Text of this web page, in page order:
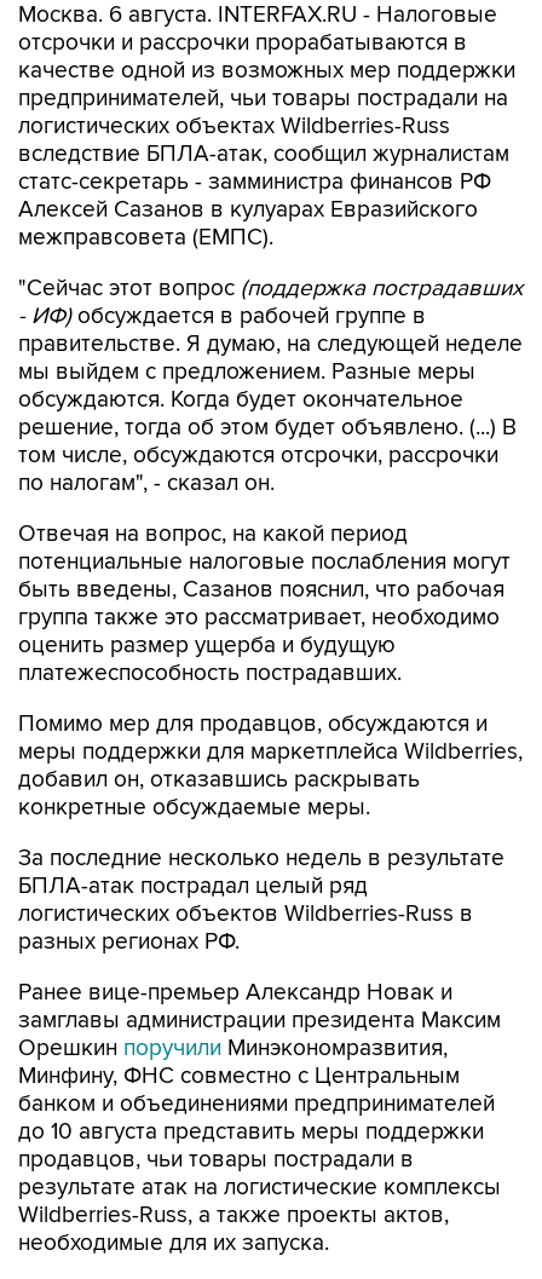
Москва. 6 августа. INTERFAX.RU - Налоговые
отсрочки и рассрочки прорабатываются в
качестве одной из возможных мер поддержки
предпринимателей, чьи товары пострадали на
логистических объектах Wildberries-Russ
вследствие БПЛА-атак, сообщил журналистам
статс-секретарь - замминистра финансов РФ
Алексей Сазанов в кулуарах Евразийского
межправсовета (ЕМПС).
"Сейчас этот вопрос (поддержка пострадавших
- ИФ)обсуждается в рабочей группе в
правительстве. Я думаю, на следующей неделе
мы выйдем с предложением. Разные меры
обсуждаются. Когда будет окончательное
решение, тогда об этом будет объявлено. (...) В
том числе, обсуждаются отсрочки, рассрочки
по налогам", - сказал он.
Отвечая на вопрос, на какой период
потенциальные налоговые послабления могут
быть введены, Сазанов пояснил, что рабочая
группа также это рассматривает, необходимо
оценить размер ущерба и будущую
платежеспособность пострадавших.
Помимо мер для продавцов, обсуждаются и
меры поддержки для маркетплейса Wildberries,
добавил он, отказавшись раскрывать
конкретные обсуждаемые меры.
За последние несколько недель в результате
БПЛА-атак пострадал целый ряд
логистических объектов Wildberries-Russ в
разных регионах РФ.
Ранее вице-премьер Александр Новак и
замглавы администрации президента Максим
Орешкин поручили Минэкономразвития,
Минфину, ФНС совместно с Центральным
банком и объединениями предпринимателей
до 10 августа представить меры поддержки
продавцов, чьи товары пострадали в
результате атак на логистические комплексы
Wildberries-Russ, а также проекты актов,
необходимые для их запуска.